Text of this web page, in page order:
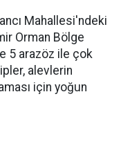
Mahallesi'ndeki
Orman Bölge
5 arazöz ile çok
alevlerin
için yoğun